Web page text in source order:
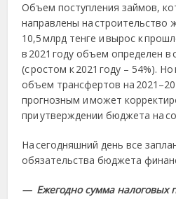
Объем поступления займов,
направлены на строительство
10,5 млрд тенге и вырос к
в 2021 году объем определен в
(с ростом к 2021 году – 54%).
объем трансфертов на
прогнозным и может
при утверждении бюджета на
На сегодняшний день все
обязательства бюджета
— Ежегодно сумма налоговых